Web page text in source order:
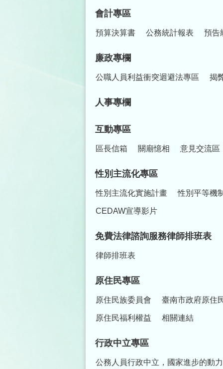
會計專區
預算決算書 公務統計報表 預告
廉政專欄
公職人員利益衝突迴避法專區 揭
人事專欄
互動專區
區長信箱 關廟憶相 意見交流區
性別主流化專區
性別主流化實施計畫 性別平等機
CEDAW宣導影片
免費法律諮詢服務律師排班表
律師排班表
原住民專區
原住民族委員會 臺南市政府原住
原住民福利權益 相關連結
行政中立專區
公務人員行政中立，國家進步的動力